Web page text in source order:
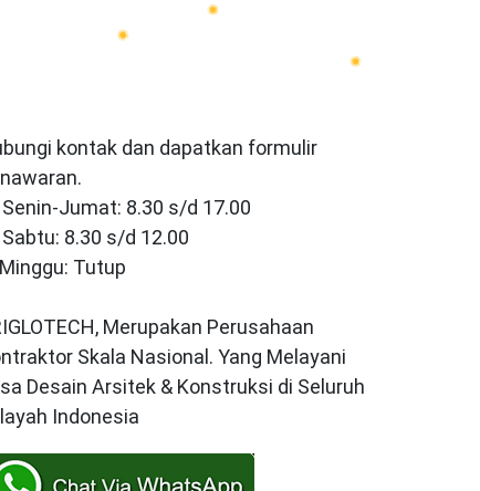
kontak dan dapatkan formulir
Jumat: 8.30 s/d 17.00
8.30 s/d 12.00
Tutup
Merupakan Perusahaan
Skala Nasional. Yang Melayani
Desain Arsitek & Konstruksi di Seluruh
Indonesia